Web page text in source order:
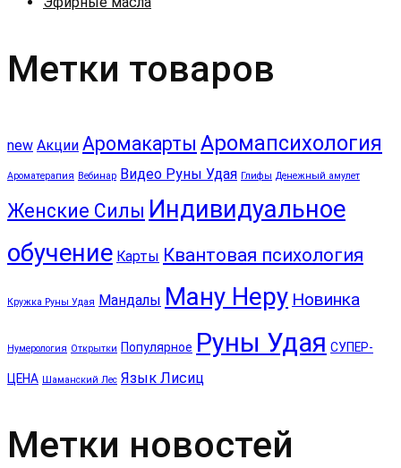
Метки товаров
new Акции Аромакарты Аромапсихология
Ароматерапия Вебинар Видео Руны Удая Глифы Денежный амулет
Женские Силы Индивидуальное
обучение Карты Квантовая психология
Кружка Руны Удая Мандалы Ману Неру Новинка
Нумерология Открытки Популярное Руны Удая СУПЕР-
ЦЕНА Шаманский Лес Язык Лисиц
Метки новостей